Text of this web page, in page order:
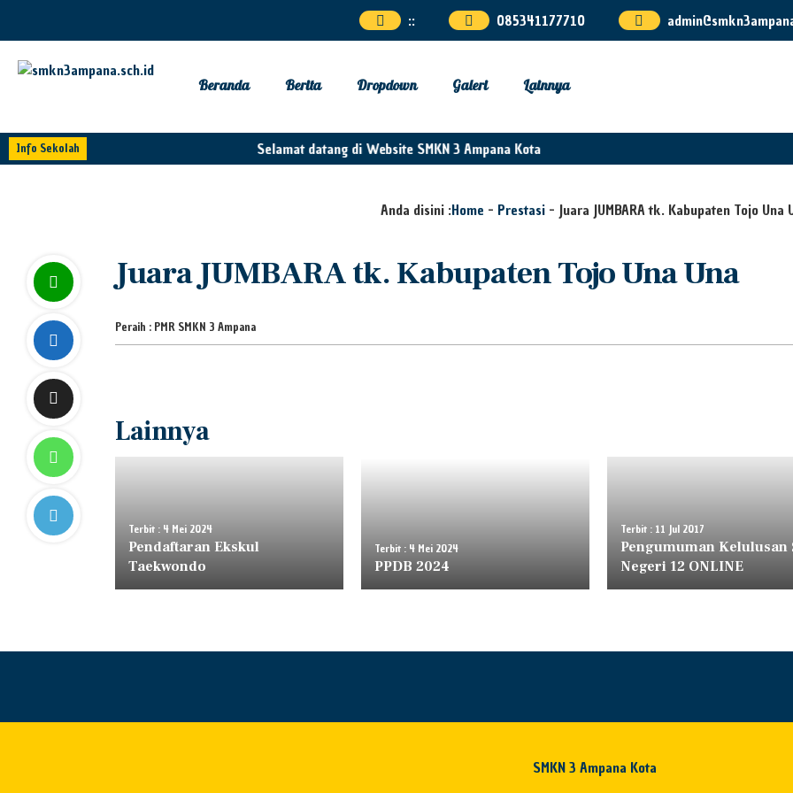
:: 085341177710
Beranda Berita Dropdown Galeri Lainnya
Info Sekolah Selamat datang di Website SMKN 3 Ampana Kota
Anda disini :Home - Prestasi- Juara JUMBARA tk. Kabupaten Tojo Una
Juara JUMBARA tk. Kabupaten Tojo Una Una
Peraih : PMR SMKN 3 Ampana
Lainnya
Terbit : 4 Mei 2024
Pendaftaran Ekskul
Taekwondo
Terbit : 4 Mei 2024
PPDB 2024
Terbit : 11 Jul 2017
Pengumuman Kelulusan
Negeri 12 ONLINE
SMKN 3 Ampana Kota